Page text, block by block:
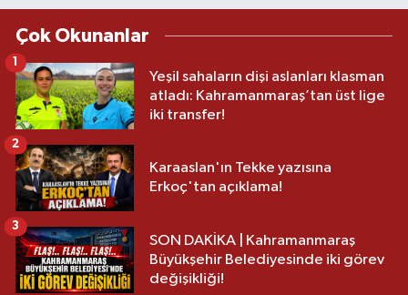
Çok Okunanlar
Yeşil sahaların dişi aslanları klasman
atladı: Kahramanmaraş’tan üst lige
iki transfer!
1
Karaaslan'ın Tekke yazısına
Erkoç'tan açıklama!
2
SON DAKİKA | Kahramanmaraş
Büyükşehir Belediyesinde iki görev
değişikliği!
3